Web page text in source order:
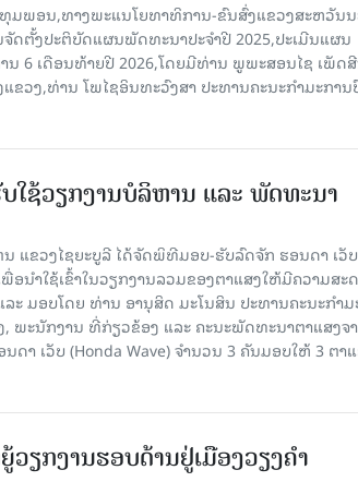
ມພອນ,ທາງພະແນໂຍທາທິການ-ຂົນສົ່ງແຂວງສະຫວັນ
ດຕັ້ງປະຕິບັດແຜນພັດທະນາປະຈໍາປີ 2025,ປະເມີນແຜນ
6 ເດືອນທ້າຍປີ 2026,ໂດຍມີທ່ານ ພູພະສອນໄຊ ເພັດ
ວງ,ທ່ານ ໂພໄຊອິນທະວົງສາ ປະທານຄະນະກໍາມະການ
ໃຊ້ວຽກງານບໍລິຫານ ແລະ ພັດທະນາ
ແຂວງໄຊຍະບູລີ ໄດ້ຈັດພິທີມອບ-ຮັບລົດຈັກ ຮອນດາ ເວັບ
ອນໍາໃຊ້ເຂົ້າໃນວຽກງານລວມຂອງຕາແສງໃຫ້ມີຄວາມສະ
ະ ມອບໂດຍ ທ່ານ ອານຸສິດ ມະໂນສິນ ປະທານຄະນະກຳມ
ພະນັກງານ ທີ່ກ່ຽວຂ້ອງ ແລະ ຄະນະພັດທະນາຕາແສງຈ
າ ເວັບ (Honda Wave) ຈໍານວນ 3 ຄັນມອບໃຫ້ 3 ຕາ
ຽກງານຮອບດ້ານຢູ່ເມືອງວຽງຄໍາ